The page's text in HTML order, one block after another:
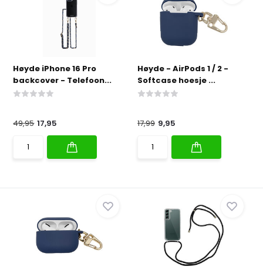
Høyde iPhone 16 Pro
backcover - Telefoon...
49,95 17,95
Høyde - AirPods 1 / 2 -
Softcase hoesje ...
17,99 9,95